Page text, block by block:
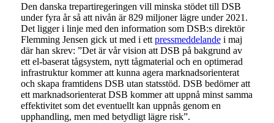
Den danska trepartiregeringen vill minska stödet till DSB
under fyra år så att nivån är 829 miljoner lägre under 2021.
Det ligger i linje med den information som DSB:s direktör
Flemming Jensen gick ut med i ett pressmeddelandei maj
där han skrev: ”Det är vår vision att DSB på bakgrund av
ett el-baserat tågsystem, nytt tågmaterial och en optimerad
infrastruktur kommer att kunna agera marknadsorienterat
och skapa framtidens DSB utan statsstöd. DSB bedömer att
ett marknadsorienterat DSB kommer att uppnå minst samma
effektivitet som det eventuellt kan uppnås genom en
upphandling, men med betydligt lägre risk”.